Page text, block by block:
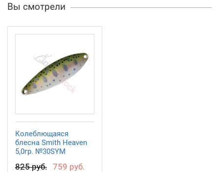
Вы смотрели
Колеблющаяся
блесна Smith Heaven
5,0гр. №30SYM
825 руб. 759 руб.